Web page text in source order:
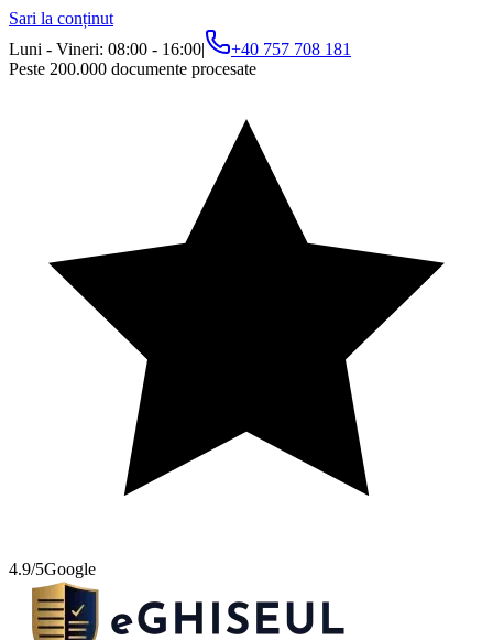
Sari la conținut
Luni - Vineri: 08:00 - 16:00|
+40 757 708 181
Peste 200.000 documente procesate
4.9/5Google